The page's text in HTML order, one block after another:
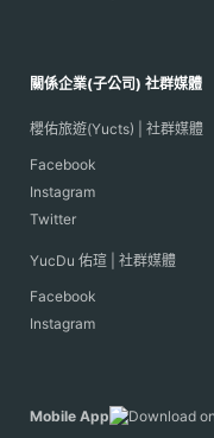
關係企業(子公司) 社群媒體
櫻佑旅遊(Yucts) | 社群媒體
Facebook
Instagram
Twitter
YucDu 佑瑄 | 社群媒體
Facebook
Instagram
Mobile App